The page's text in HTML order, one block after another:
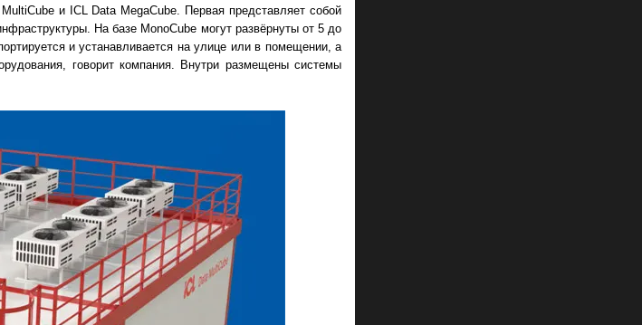
и ICL Data MegaCube. Первая представляет собой
На базе MonoCube могут развёрнуты от 5 до
и устанавливается на улице или в помещении, а
говорит компания. Внутри размещены системы